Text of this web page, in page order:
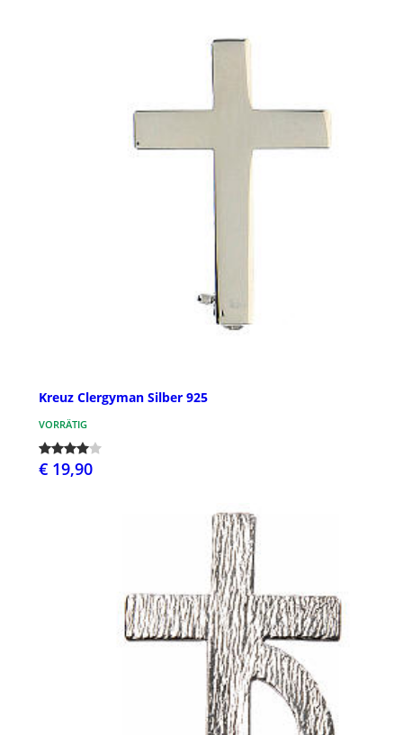
Kreuz Clergyman Silber 925
VORRÄTIG
€ 19,90